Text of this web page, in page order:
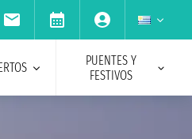
PUENTES Y
FESTIVOS